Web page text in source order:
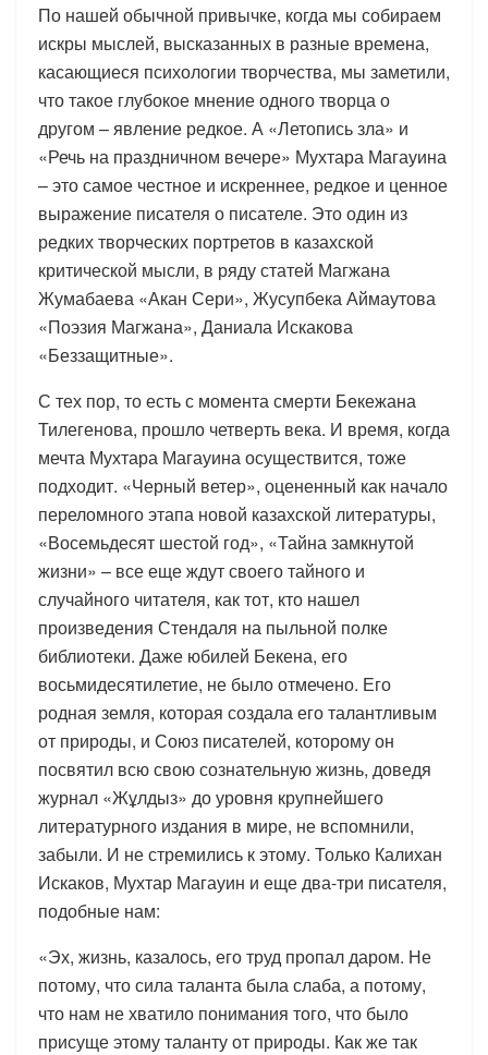
По нашей обычной привычке, когда мы собираем
искры мыслей, высказанных в разные времена,
касающиеся психологии творчества, мы заметили,
что такое глубокое мнение одного творца о
другом – явление редкое. А «Летопись зла» и
«Речь на праздничном вечере» Мухтара Магауина
– это самое честное и искреннее, редкое и ценное
выражение писателя о писателе. Это один из
редких творческих портретов в казахской
критической мысли, в ряду статей Магжана
Жумабаева «Акан Сери», Жусупбека Аймаутова
«Поэзия Магжана», Даниала Искакова
«Беззащитные».
С тех пор, то есть с момента смерти Бекежана
Тилегенова, прошло четверть века. И время, когда
мечта Мухтара Магауина осуществится, тоже
подходит. «Черный ветер», оцененный как начало
переломного этапа новой казахской литературы,
«Восемьдесят шестой год», «Тайна замкнутой
жизни» – все еще ждут своего тайного и
случайного читателя, как тот, кто нашел
произведения Стендаля на пыльной полке
библиотеки. Даже юбилей Бекена, его
восьмидесятилетие, не было отмечено. Его
родная земля, которая создала его талантливым
от природы, и Союз писателей, которому он
посвятил всю свою сознательную жизнь, доведя
журнал «Жұлдыз» до уровня крупнейшего
литературного издания в мире, не вспомнили,
забыли. И не стремились к этому. Только Калихан
Искаков, Мухтар Магауин и еще два-три писателя,
подобные нам:
«Эх, жизнь, казалось, его труд пропал даром. Не
потому, что сила таланта была слаба, а потому,
что нам не хватило понимания того, что было
присуще этому таланту от природы. Как же так